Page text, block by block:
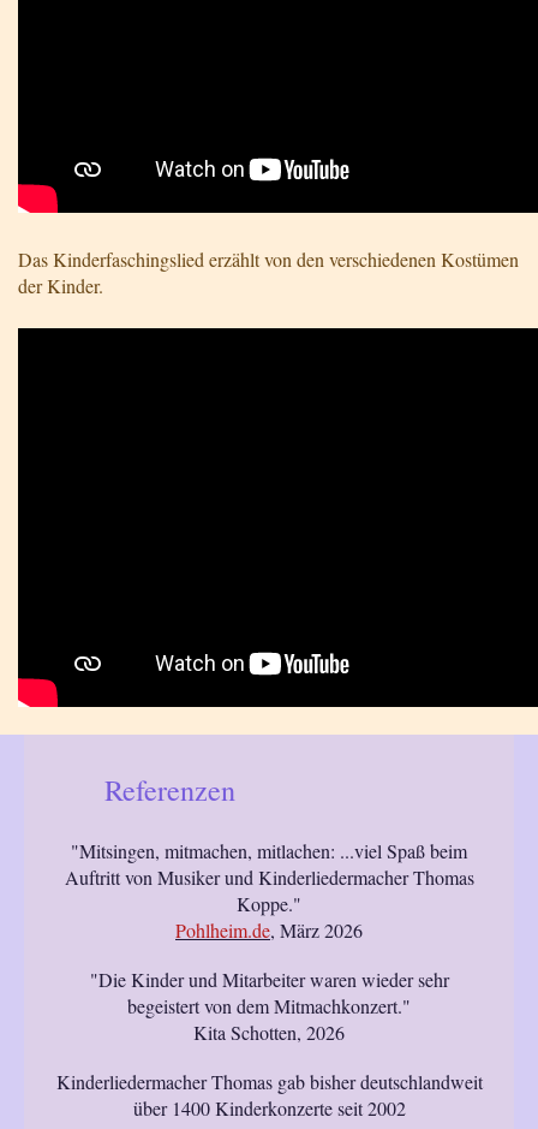
Das Kinderfaschingslied erzählt von den verschiedenen Kostümen
der Kinder.
Referenzen
"Mitsingen, mitmachen, mitlachen: ...viel Spaß beim
Auftritt von Musiker und Kinderliedermacher Thomas
Koppe."
Pohlheim.de, März 2026
"Die Kinder und Mitarbeiter waren wieder sehr
begeistert von dem Mitmachkonzert."
Kita Schotten, 2026
Kinderliedermacher Thomas gab bisher deutschlandweit
über 1400 Kinderkonzerte seit 2002